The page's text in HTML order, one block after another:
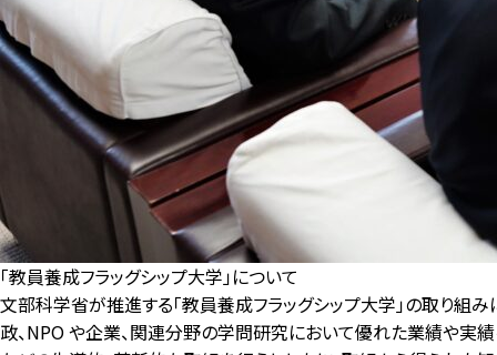
「教員養成フラッグシップ大学」について
文部科学省が推進する「教員養成フラッグシップ大学」の取り組
政、NPO や企業、関連分野の学問研究において優れた業績や実